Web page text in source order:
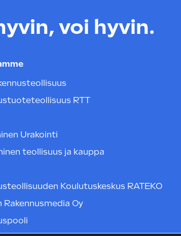
voi hyvin.
RTT
Urakointi
teollisuus ja kauppa
Koulutuskeskus RATEKO
Rakennusmedia Oy